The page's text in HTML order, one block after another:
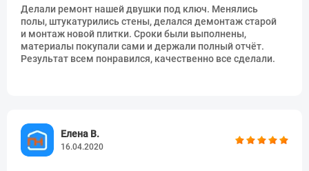
см-20 см)
Бурение 285 руб.
Монтаж гофры 193 руб.
Формирование откоса окна
Отделка откосов дверного
Делали ремонт нашей двушки под ключ. Менялись
полы, штукатурились стены, делался демонтаж старой
и монтаж новой плитки. Сроки были выполнены,
материалы покупали сами и держали полный отчёт.
Результат всем понравился, качественно все сделали.
Елена В.
16.04.2020